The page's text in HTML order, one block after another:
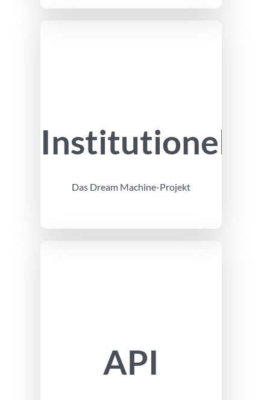
Institutionell
Das Dream Machine-Projekt
API